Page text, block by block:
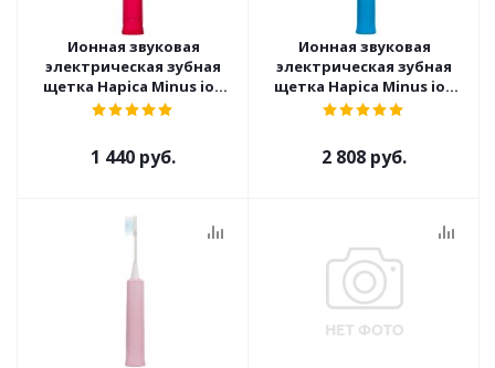
Ионная звуковая
электрическая зубная
щетка Hapica Minus ion
DB-3XP
1 440 руб.
Ионная звуковая
электрическая зубная
щетка Hapica Minus ion
case DBM-5B
2 808 руб.